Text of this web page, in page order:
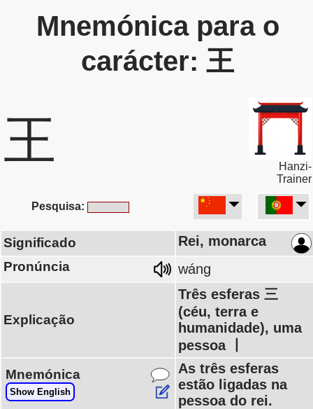
Mnemónica para o
carácter: 王
王
Hanzi-
Trainer
Pesquisa:
Significado Rei, monarca
Pronúncia wáng
Explicação
Três esferas 三
(céu, terra e
humanidade), uma
pessoa 丨
Mnemónica
Show English
As três esferas
estão ligadas na
pessoa do rei.